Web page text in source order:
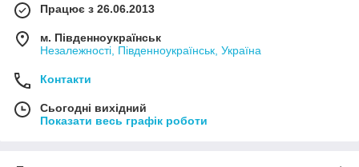
Працює з 26.06.2013
м. Південноукраїнськ
Незалежності, Південноукраїнськ, Україна
Контакти
Сьогодні вихідний
Показати весь графік роботи